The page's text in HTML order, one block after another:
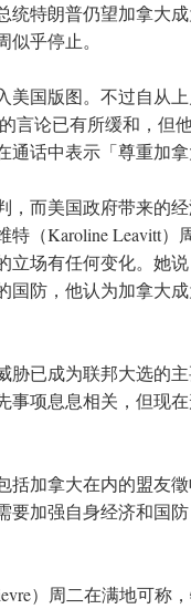
统特朗普仍望加拿大
乎停止。
美国版图。不过自从
言论已有所缓和，但
通话中表示「尊重加
，而美国政府带来的
（Karoline Leavitt）
立场有任何变化。她
国防，他认为加拿大
胁已成为联邦大选的
事项息息相关，但现
括加拿大在内的盟友
要加强自身经济和国
）周二在满地可称